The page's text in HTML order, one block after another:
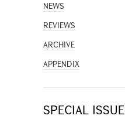
NEWS
REVIEWS
ARCHIVE
APPENDIX
SPECIAL ISSUE